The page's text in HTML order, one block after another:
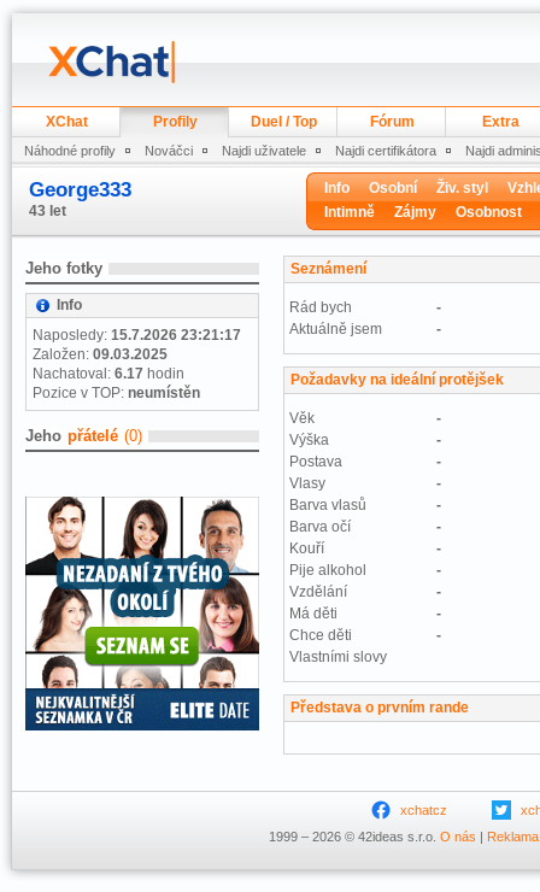
XChat Profily Duel / Top Fórum Extra
Náhodné profily Nováčci Najdi uživatele Najdi certifikátora Najdi
George333
43 let
Info Osobní Živ. styl
Intimně
Zájmy Osobnost
Jeho fotky
Info
Naposledy: 15.7.2026 23:21:17
Založen: 09.03.2025
Nachatoval: 6.17 hodin
Pozice v TOP: neumístěn
Jeho přátelé (0)
Seznámení
Rád bych
-
Aktuálně jsem
-
Požadavky na ideální protějšek
Věk
-
Výška
-
Postava
-
Vlasy
-
Barva vlasů
-
Barva očí
-
Kouří
-
Pije alkohol
-
Vzdělání
-
Má děti
-
Chce děti
-
Vlastními slovy
Představa o prvním rande
xchatcz
1999 – 2026 © 42ideas s.r.o. O nás | Reklama